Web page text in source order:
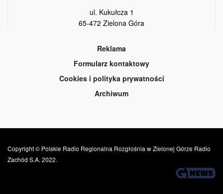
ul. Kukułcza 1
65-472 Zielona Góra
Reklama
Formularz kontaktowy
Cookies i polityka prywatności
Archiwum
Copyright © Polskie Radio Regionalna Rozgłośnia w Zielonej Górze Radio
Zachód S.A. 2022.